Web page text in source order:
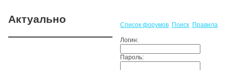
Актуально Список форумов Поиск Правила
Логин:
Пароль: